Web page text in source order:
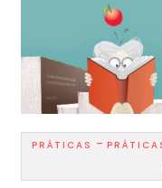
PRÁTICAS -